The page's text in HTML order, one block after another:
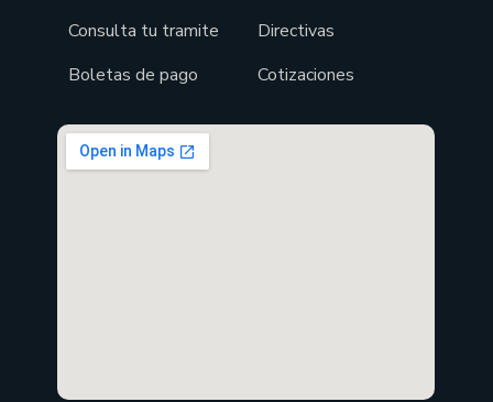
Consulta tu tramite
Boletas de pago
Directivas
Cotizaciones